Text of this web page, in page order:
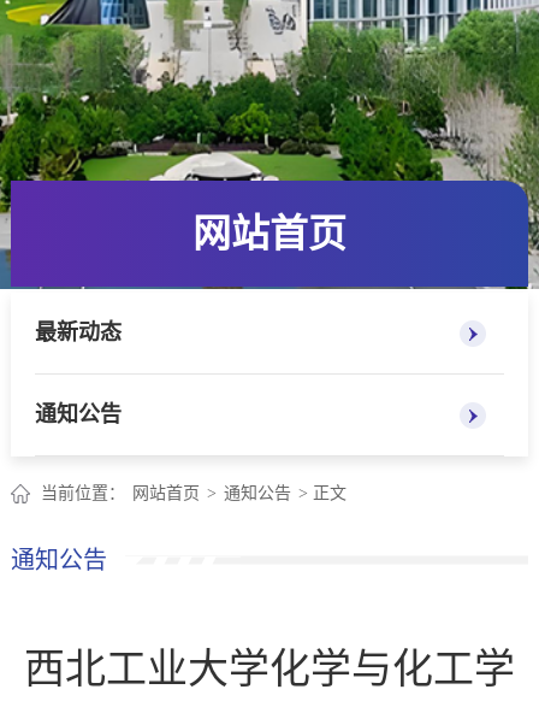
网站首页
最新动态
通知公告
当前位置： 网站首页 > 通知公告 > 正文
通知公告
西北工业大学化学与化工学